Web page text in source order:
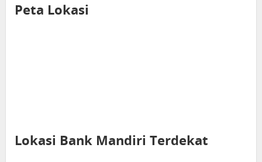
Peta Lokasi
Lokasi Bank Mandiri Terdekat